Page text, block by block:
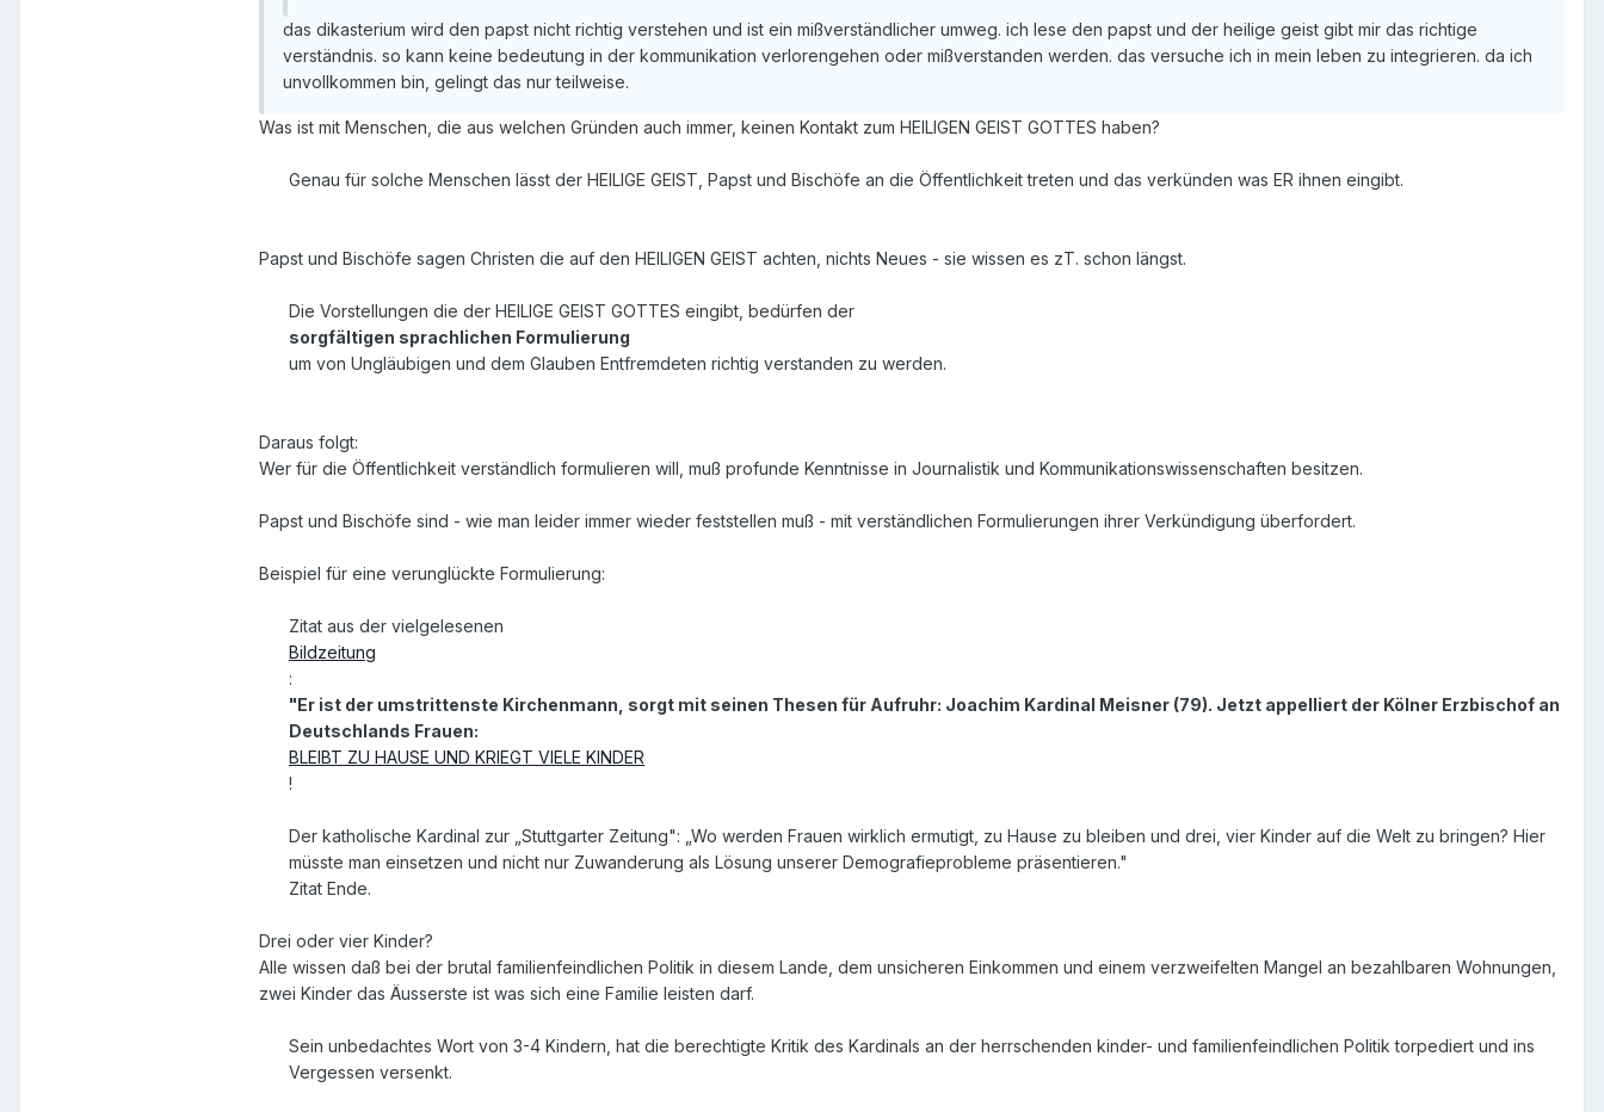
das dikasterium wird den papst nicht richtig verstehen und ist ein mißverständlicher umweg. ich lese den papst und der heilige geist gibt mir das richtige
verständnis. so kann keine bedeutung in der kommunikation verlorengehen oder mißverstanden werden. das versuche ich in mein leben zu integrieren. da ich
unvollkommen bin, gelingt das nur teilweise.
Was ist mit Menschen, die aus welchen Gründen auch immer, keinen Kontakt zum HEILIGEN GEIST GOTTES haben?
Genau für solche Menschen lässt der HEILIGE GEIST, Papst und Bischöfe an die Öffentlichkeit treten und das verkünden was ER ihnen eingibt.
Papst und Bischöfe sagen Christen die auf den HEILIGEN GEIST achten, nichts Neues - sie wissen es zT. schon längst.
Die Vorstellungen die der HEILIGE GEIST GOTTES eingibt, bedürfen der
sorgfältigen sprachlichen Formulierung
um von Ungläubigen und dem Glauben Entfremdeten richtig verstanden zu werden.
Daraus folgt:
Wer für die Öffentlichkeit verständlich formulieren will, muß profunde Kenntnisse in Journalistik und Kommunikationswissenschaften besitzen.
Papst und Bischöfe sind - wie man leider immer wieder feststellen muß - mit verständlichen Formulierungen ihrer Verkündigung überfordert.
Beispiel für eine verunglückte Formulierung:
Zitat aus der vielgelesenen
Bildzeitung
:
"Er ist der umstrittenste Kirchenmann, sorgt mit seinen Thesen für Aufruhr: Joachim Kardinal Meisner (79). Jetzt appelliert der Kölner Erzbischof an
Deutschlands Frauen:
BLEIBT ZU HAUSE UND KRIEGT VIELE KINDER
!
Der katholische Kardinal zur „Stuttgarter Zeitung": „Wo werden Frauen wirklich ermutigt, zu Hause zu bleiben und drei, vier Kinder auf die Welt zu bringen? Hier
müsste man einsetzen und nicht nur Zuwanderung als Lösung unserer Demografieprobleme präsentieren."
Zitat Ende.
Drei oder vier Kinder?
Alle wissen daß bei der brutal familienfeindlichen Politik in diesem Lande, dem unsicheren Einkommen und einem verzweifelten Mangel an bezahlbaren Wohnungen,
zwei Kinder das Äusserste ist was sich eine Familie leisten darf.
Sein unbedachtes Wort von 3-4 Kindern, hat die berechtigte Kritik des Kardinals an der herrschenden kinder- und familienfeindlichen Politik torpediert und ins
Vergessen versenkt.